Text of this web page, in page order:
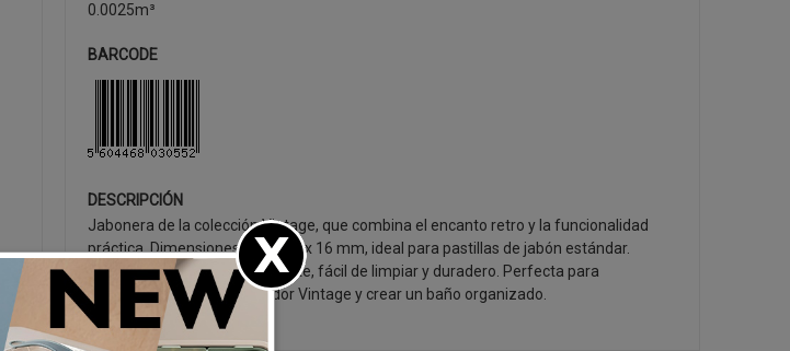
0.0025m³
BARCODE
DESCRIPCIÓN
Jabonera de la colección Vintage, que combina el encanto retro y la funcionalidad
práctica. Dimensiones 130 x 83 x 16 mm, ideal para pastillas de jabón estándar.
Fabricada en material resistente, fácil de limpiar y duradero. Perfecta para
complementar el dispensador Vintage y crear un baño organizado.